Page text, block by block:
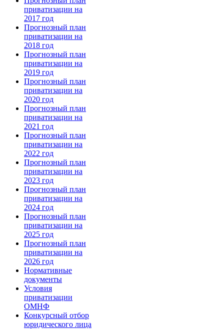
приватизации на
2017 год
Прогнозный план
приватизации на
2018 год
Прогнозный план
приватизации на
2019 год
Прогнозный план
приватизации на
2020 год
Прогнозный план
приватизации на
2021 год
Прогнозный план
приватизации на
2022 год
Прогнозный план
приватизации на
2023 год
Прогнозный план
приватизации на
2024 год
Прогнозный план
приватизации на
2025 год
Прогнозный план
приватизации на
2026 год
Нормативные
документы
Условия
приватизации
ОМНФ
Конкурсный отбор
юридического лица